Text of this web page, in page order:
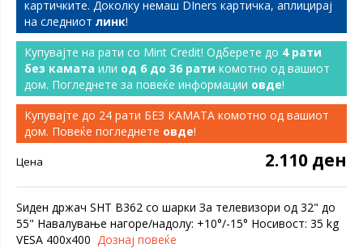
картичките. Доколку немаш DIners картичка, аплицирај
на следниот линк!
Купувајте на рати со Mint Credit! Одберете до 4 рати
без камата или од 6 до 36 рати комотно од вашиот
дом. Погледнете за повеќе информации овде!
Купувајте до 24 рати БЕЗ КАМАТА комотно од вашиот
дом. Повеќе погледнете овде!
Цена 2.110 ден
Ѕиден држач SHT B362 со шарки За телевизори од 32" до
55" Навалување нагоре/надолу: +10°/-15° Носивост: 35 kg
VESA 400x400 Дознај повеќе